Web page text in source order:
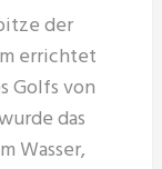
der
errichtet
Golfs von
das
Wasser,